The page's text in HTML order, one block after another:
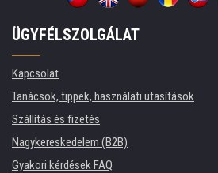
ÜGYFÉLSZOLGÁLAT
Kapcsolat
Tanácsok, tippek, használati utasítások
Szállítás és fizetés
Nagykereskedelem (B2B)
Gyakori kérdések FAQ